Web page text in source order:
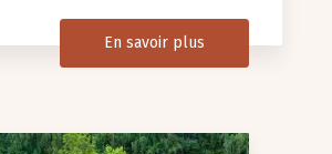
En savoir plus